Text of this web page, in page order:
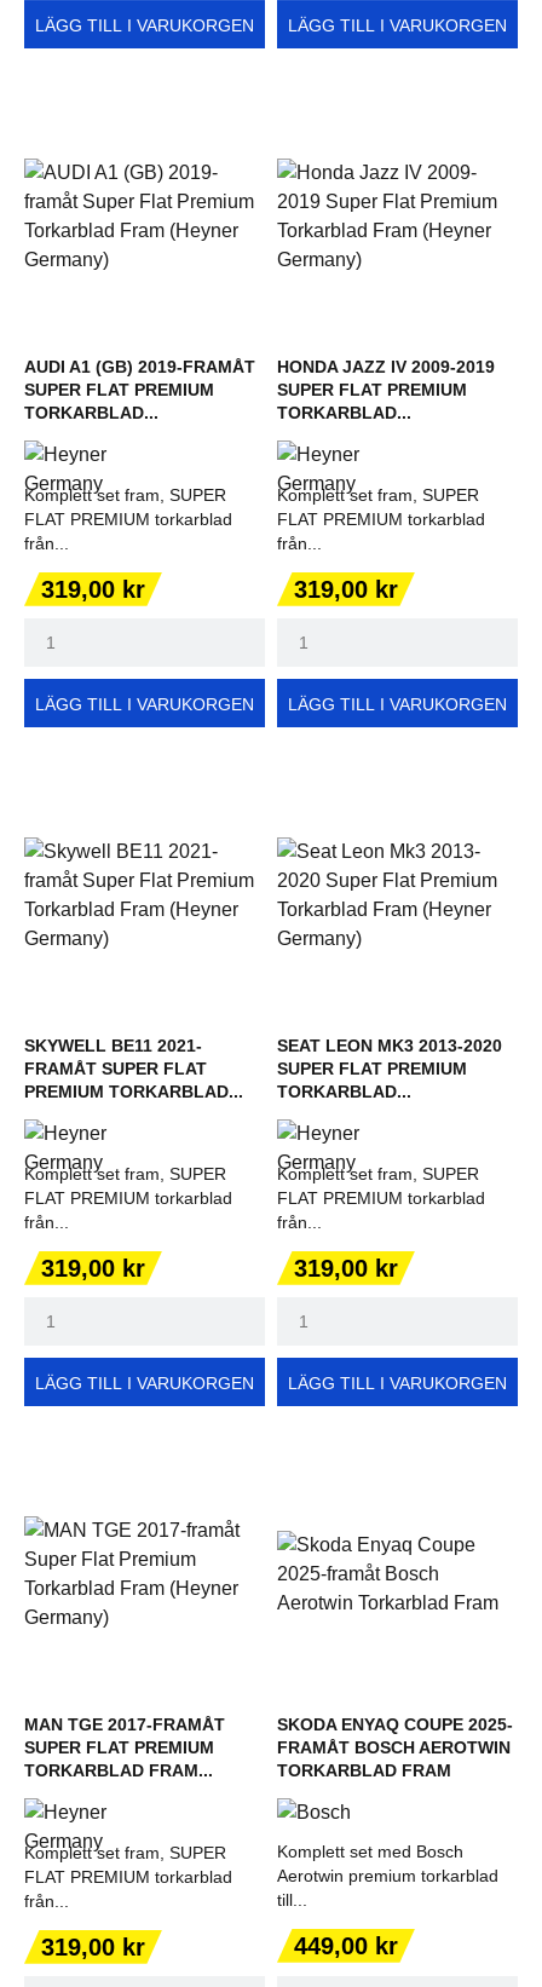
LÄGG TILL I VARUKORGEN LÄGG TILL I VARUKORGEN
AUDI A1 (GB) 2019-FRAMÅT
SUPER FLAT PREMIUM
TORKARBLAD...
Komplett set fram, SUPER
FLAT PREMIUM torkarblad
från...
Pris
319,00 kr
LÄGG TILL I VARUKORGEN
HONDA JAZZ IV 2009-2019
SUPER FLAT PREMIUM
TORKARBLAD...
Komplett set fram, SUPER
FLAT PREMIUM torkarblad
från...
Pris
319,00 kr
LÄGG TILL I VARUKORGEN
SKYWELL BE11 2021-
FRAMÅT SUPER FLAT
PREMIUM TORKARBLAD...
Komplett set fram, SUPER
FLAT PREMIUM torkarblad
från...
Pris
319,00 kr
LÄGG TILL I VARUKORGEN
SEAT LEON MK3 2013-2020
SUPER FLAT PREMIUM
TORKARBLAD...
Komplett set fram, SUPER
FLAT PREMIUM torkarblad
från...
Pris
319,00 kr
LÄGG TILL I VARUKORGEN
MAN TGE 2017-FRAMÅT
SUPER FLAT PREMIUM
TORKARBLAD FRAM...
Komplett set fram, SUPER
FLAT PREMIUM torkarblad
från...
Pris
319,00 kr
SKODA ENYAQ COUPE 2025-
FRAMÅT BOSCH AEROTWIN
TORKARBLAD FRAM
Komplett set med Bosch
Aerotwin premium torkarblad
till...
Pris
449,00 kr